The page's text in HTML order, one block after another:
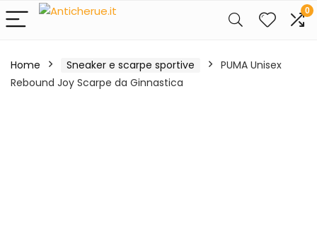
0
Home Sneaker e scarpe sportive
PUMA Unisex
Rebound Joy Scarpe da Ginnastica